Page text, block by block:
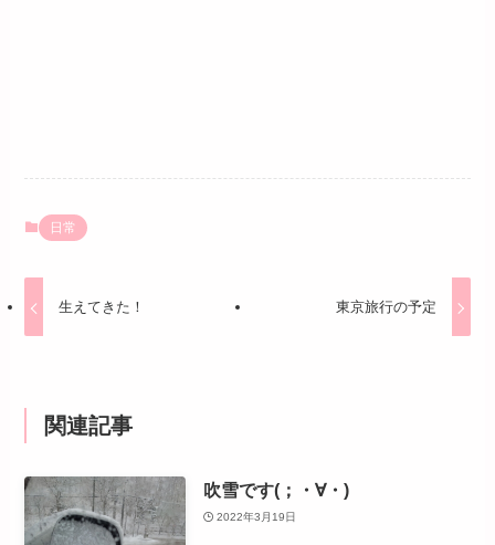
日常
生えてきた！ 東京旅行の予定
関連記事
吹雪です(；・∀・)
2022年3月19日